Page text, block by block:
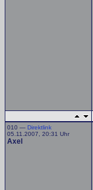
010 — Direktlink
05.11.2007, 20:31 Uhr
Axel